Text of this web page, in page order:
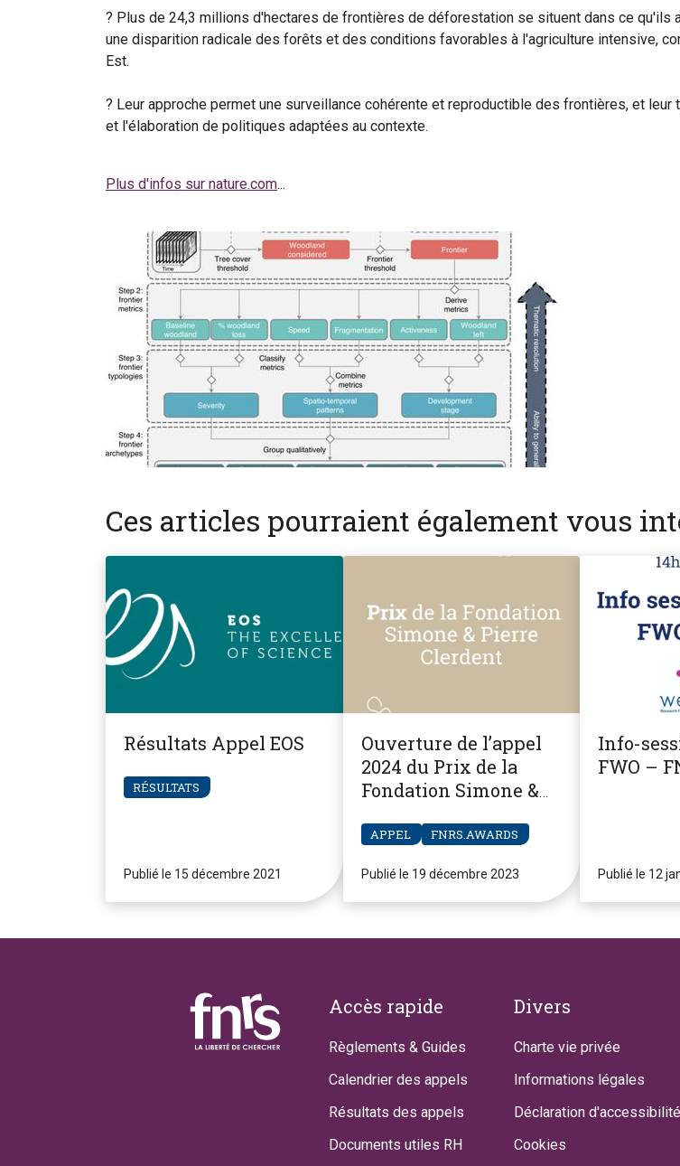
? Plus de 24,3 millions d'hectares de frontières de déforestation se situent dans ce
une disparition radicale des forêts et des conditions favorables à l'agriculture intensive,
Est.
? Leur approche permet une surveillance cohérente et reproductible des frontières, et
et l'élaboration de politiques adaptées au contexte.
Plus d'infos sur nature.com...
Ces articles pourraient également vous
Résultats Appel EOS
RÉSULTATS
Publié le 15 décembre 2021
Ouverture de l’appel
2024 du Prix de la
Fondation Simone &
APPEL FNRS.AWARDS
Publié le 19 décembre 2023
Info-
FWO –
Publié le 12
Footer
Accès rapide
Règlements & Guides
Calendrier des appels
Résultats des appels
Documents utiles RH
Divers
Charte vie privée
Informations légales
Déclaration d'accessibilité
Cookies